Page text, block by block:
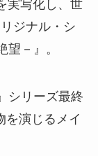
実写化し、世
ジナル・シ
－』。
シリーズ最終
を演じるメイ